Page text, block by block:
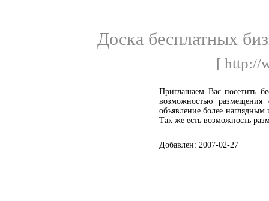
Доска бесплатных
[ http://
Приглашаем Вас посетить
возможностью
объявление более
Так же есть возможность
Добавлен: 2007-02-27